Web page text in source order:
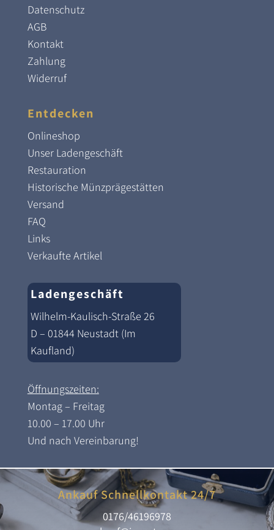
Datenschutz
AGB
Kontakt
Zahlung
Widerruf
Entdecken
Onlineshop
Unser Ladengeschäft
Restauration
Historische Münzprägestätten
Versand
FAQ
Links
Verkaufte Artikel
Ladengeschäft
Wilhelm-Kaulisch-Straße 26
D – 01844 Neustadt (Im
Kaufland)
Öffnungszeiten:
Montag – Freitag
10.00 – 17.00 Uhr
Und nach Vereinbarung!
Ankauf Schnellkontakt 24/7
0176/46196978